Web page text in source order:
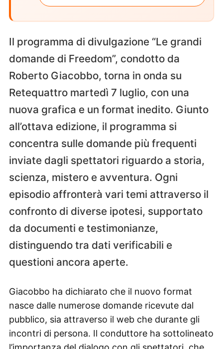
Il programma di divulgazione “Le grandi
domande di Freedom”, condotto da
Roberto Giacobbo, torna in onda su
Retequattro martedì 7 luglio, con una
nuova grafica e un format inedito. Giunto
all’ottava edizione, il programma si
concentra sulle domande più frequenti
inviate dagli spettatori riguardo a storia,
scienza, mistero e avventura. Ogni
episodio affronterà vari temi attraverso il
confronto di diverse ipotesi, supportato
da documenti e testimonianze,
distinguendo tra dati verificabili e
questioni ancora aperte.
Giacobbo ha dichiarato che il nuovo format
nasce dalle numerose domande ricevute dal
pubblico, sia attraverso il web che durante gli
incontri di persona. Il conduttore ha sottolineato